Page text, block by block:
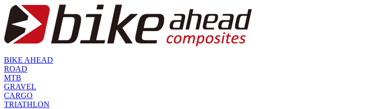
BIKE AHEAD
ROAD
MTB
GRAVEL
CARGO
TRIATHLON